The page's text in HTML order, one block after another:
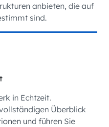
anbieten, die auf
sind.
in Echtzeit.
Überblick
und führen Sie